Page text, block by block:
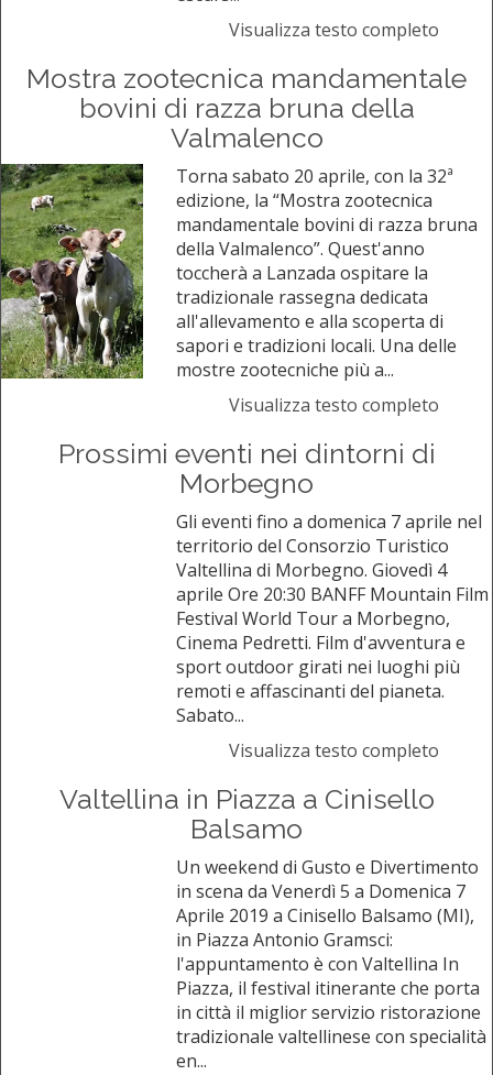
Visualizza testo completo
Mostra zootecnica mandamentale
bovini di razza bruna della
Valmalenco
Torna sabato 20 aprile, con la 32ª
edizione, la “Mostra zootecnica
mandamentale bovini di razza bruna
della Valmalenco”. Quest'anno
toccherà a Lanzada ospitare la
tradizionale rassegna dedicata
all'allevamento e alla scoperta di
sapori e tradizioni locali. Una delle
mostre zootecniche più a...
Visualizza testo completo
Prossimi eventi nei dintorni di
Morbegno
Gli eventi fino a domenica 7 aprile nel
territorio del Consorzio Turistico
Valtellina di Morbegno. Giovedì 4
aprile Ore 20:30 BANFF Mountain Film
Festival World Tour a Morbegno,
Cinema Pedretti. Film d'avventura e
sport outdoor girati nei luoghi più
remoti e affascinanti del pianeta.
Sabato...
Visualizza testo completo
Valtellina in Piazza a Cinisello
Balsamo
Un weekend di Gusto e Divertimento
in scena da Venerdì 5 a Domenica 7
Aprile 2019 a Cinisello Balsamo (MI),
in Piazza Antonio Gramsci:
l'appuntamento è con Valtellina In
Piazza, il festival itinerante che porta
in città il miglior servizio ristorazione
tradizionale valtellinese con specialità
en...